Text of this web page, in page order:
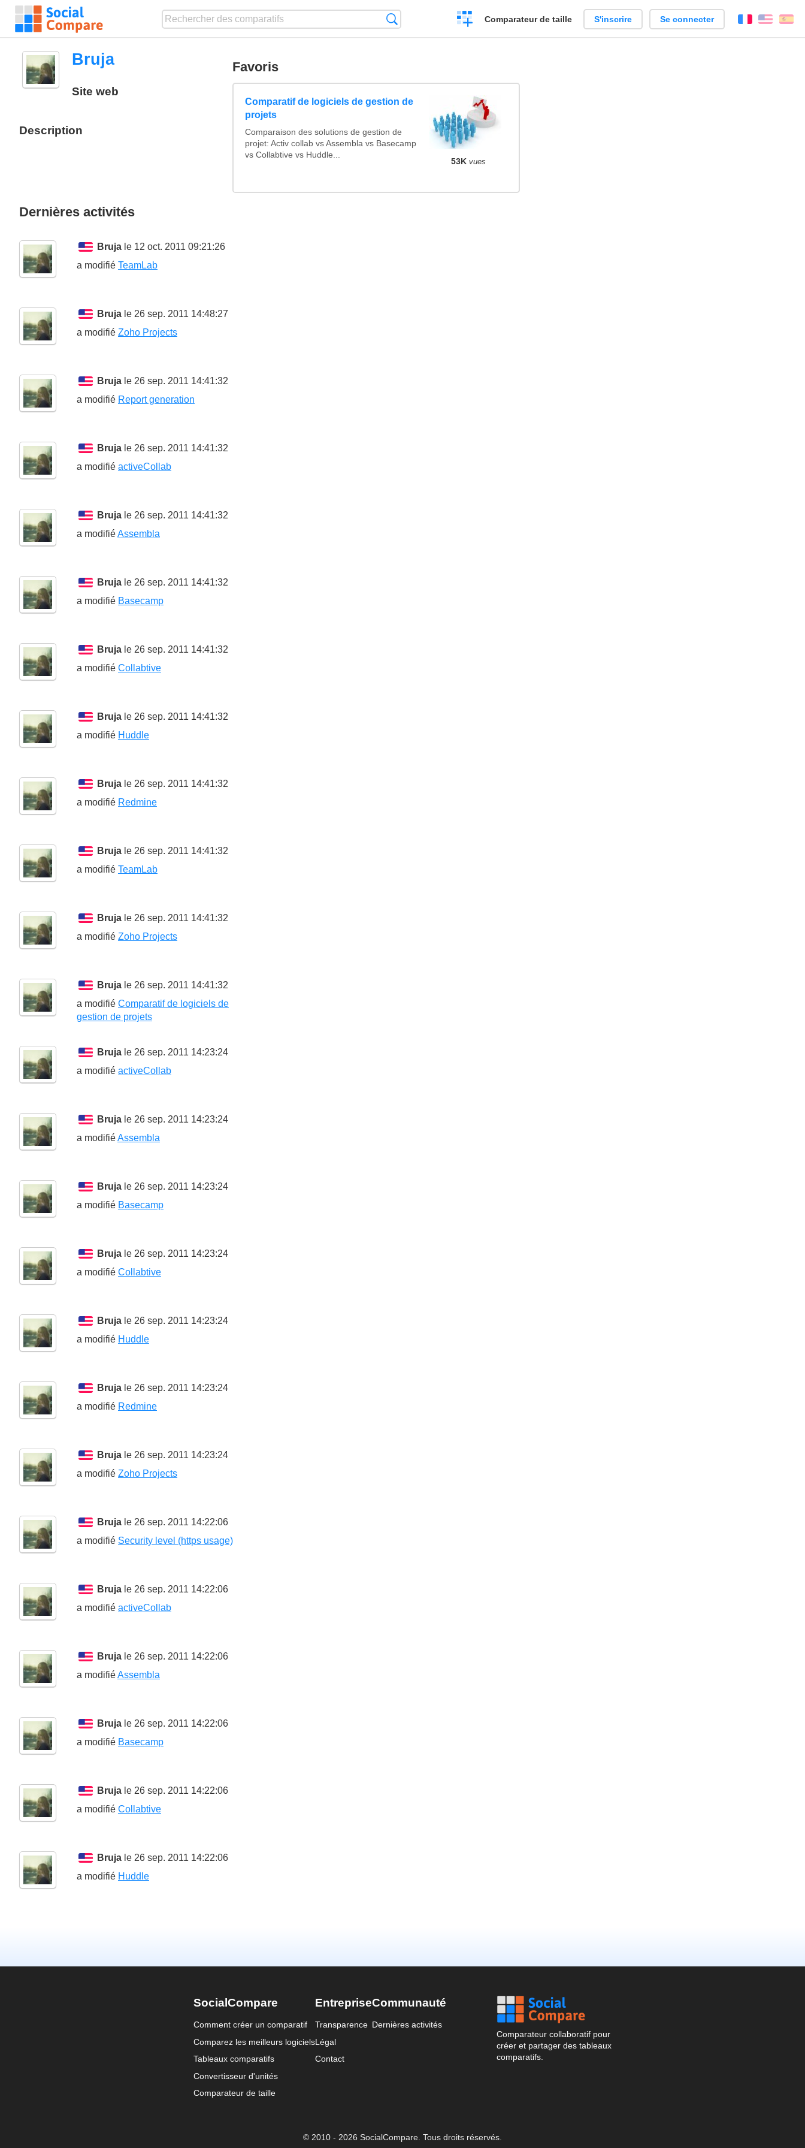
Créer
un
Comparateur de taille S'inscrire Se connecter FrançaisEnglish
Bruja
Site web
Description
Favoris
Comparatif de logiciels de gestion de
projets
Comparaison des solutions de gestion de
projet: Activ collab vs Assembla vs Basecamp
vs Collabtive vs Huddle...
53K vues
Dernières activités
Bruja le 12 oct. 2011 09:21:26
a modifié TeamLab
Bruja le 26 sep. 2011 14:48:27
a modifié Zoho Projects
Bruja le 26 sep. 2011 14:41:32
a modifié Report generation
Bruja le 26 sep. 2011 14:41:32
a modifié activeCollab
Bruja le 26 sep. 2011 14:41:32
a modifiéAssembla
Bruja le 26 sep. 2011 14:41:32
a modifié Basecamp
Bruja le 26 sep. 2011 14:41:32
a modifié Collabtive
Bruja le 26 sep. 2011 14:41:32
a modifié Huddle
Bruja le 26 sep. 2011 14:41:32
a modifié Redmine
Bruja le 26 sep. 2011 14:41:32
a modifié TeamLab
Bruja le 26 sep. 2011 14:41:32
a modifié Zoho Projects
Bruja le 26 sep. 2011 14:41:32
a modifié Comparatif de logiciels de
gestion de projets
Bruja le 26 sep. 2011 14:23:24
a modifié activeCollab
Bruja le 26 sep. 2011 14:23:24
a modifiéAssembla
Bruja le 26 sep. 2011 14:23:24
a modifié Basecamp
Bruja le 26 sep. 2011 14:23:24
a modifié Collabtive
Bruja le 26 sep. 2011 14:23:24
a modifié Huddle
Bruja le 26 sep. 2011 14:23:24
a modifié Redmine
Bruja le 26 sep. 2011 14:23:24
a modifié Zoho Projects
Bruja le 26 sep. 2011 14:22:06
a modifié Security level (https usage)
Bruja le 26 sep. 2011 14:22:06
a modifié activeCollab
Bruja le 26 sep. 2011 14:22:06
a modifiéAssembla
Bruja le 26 sep. 2011 14:22:06
a modifié Basecamp
Bruja le 26 sep. 2011 14:22:06
a modifié Collabtive
Bruja le 26 sep. 2011 14:22:06
a modifié Huddle
SocialCompare
Comment créer un comparatif
Comparez les meilleurs logiciels
Tableaux comparatifs
Convertisseur d'unités
Comparateur de taille
Entreprise
Transparence
Légal
Contact
Communauté
Dernières activités
Comparateur collaboratif pour
créer et partager des tableaux
comparatifs.
© 2010 - 2026 SocialCompare. Tous droits réservés.